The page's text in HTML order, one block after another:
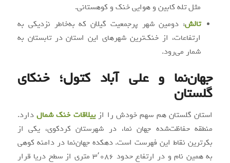
مثل تله‌ کابین و هوایی خنک و کوهستانی.
تالش: دومین شهر پرجمعیت گیلان که به‌خاطر نزدیکی به
ارتفاعات، از خنک‌ترین شهرهای این استان در تابستان به
شمار می‌رود.
جهان‌نما و علی‌ آباد کتول؛ خنکای
گلستان
استان گلستان هم سهم خودش را ازییلاقات خنک شمال دارد.
منطقه حفاظت‌شده جهان‌ نما، در شهرستان کردکوی، یکی از
بکرترین نقاط این فهرست است. دهکده جهان‌نما در دامنه کوهی
به همین نام و در ارتفاع حدود ۳٬۰۸۶ متری از سطح دریا قرار